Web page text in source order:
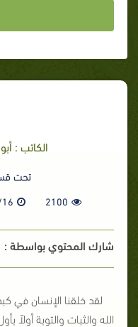
الكاتب :
تحت
2100
شارك المحتوي بواسطة :
لقد خلقنا الإنسان في
الله والثبات والتوبة